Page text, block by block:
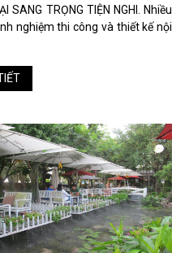
SANG TRỌNG TIỆN NGHI. Nhiều
nghiệm thi công và thiết kế nội